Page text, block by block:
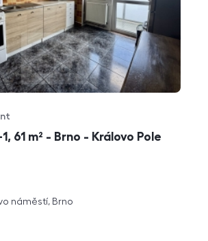
61 m² - Brno - Královo Pole
náměstí, Brno